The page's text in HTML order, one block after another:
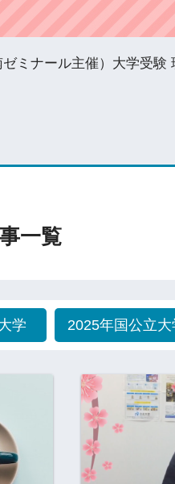
ミナール主催）大学受
一覧
学 2025年国公立大